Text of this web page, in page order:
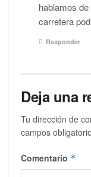
hablamos
carretera
Responder
Deja una
Tu dirección de
campos
Comentario *